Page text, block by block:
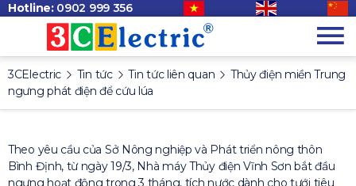
Hotline: 0902 999 356
3CElectric Tin tức Tin tức liên quan
Thủy điện miền Trung
ngưng phát điện để cứu lúa
Theo yêu cầu của Sở Nông nghiệp và Phát triển nông thôn
Bình Định, từ ngày 19/3, Nhà máy Thủy điện Vĩnh Sơn bắt đầu
ngưng hoạt động trong 3 tháng, tích nước dành cho tưới tiêu